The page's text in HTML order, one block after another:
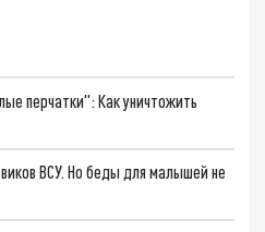
перчатки": Как уничтожить
ВСУ. Но беды для малышей не